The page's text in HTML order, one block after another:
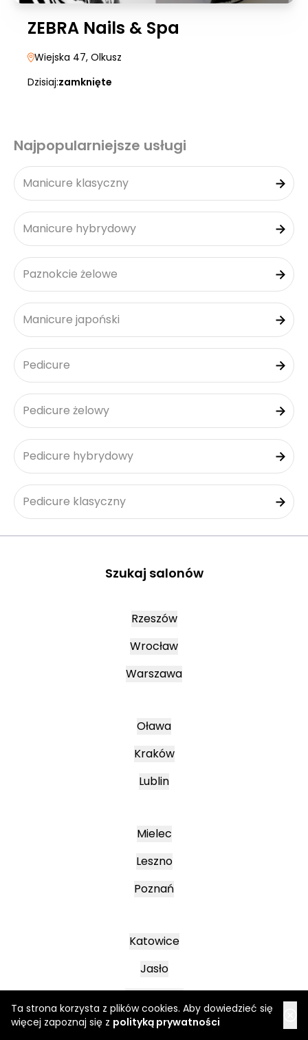
Ta strona korzysta z plików cookies. Aby dowiedzieć się
więcej zapoznaj się z polityką prywatności
ZEBRA Nails & Spa
Wiejska 47, Olkusz
Dzisiaj:zamknięte
Najpopularniejsze usługi
Manicure klasyczny
Manicure hybrydowy
Paznokcie żelowe
Manicure japoński
Pedicure
Pedicure żelowy
Pedicure hybrydowy
Pedicure klasyczny
Szukaj salonów
Rzeszów
Wrocław
Warszawa
Oława
Kraków
Lublin
Mielec
Leszno
Poznań
Katowice
Jasło